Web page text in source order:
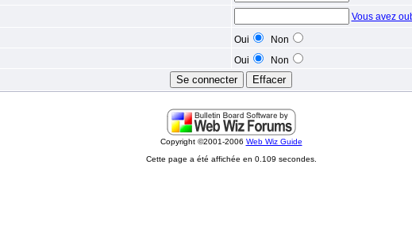
Vous avez
Oui
Non
Oui Non
Copyright ©2001-2006 Web Wiz Guide
Cette page a été affichée en 0.109 secondes.